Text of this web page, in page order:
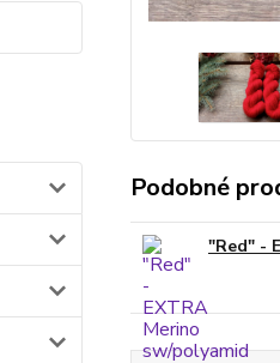
Podobné
"Red" -